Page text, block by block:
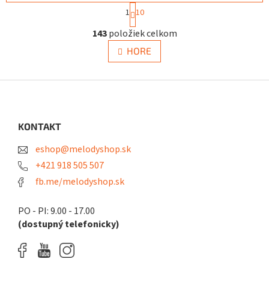
O
v
l
á
a
S
t
r
á
n
k
v
1 10
143položiek celkom
HORE
KONTAKT
eshop@melodyshop.sk
+421 918 505 507
fb.me/melodyshop.sk
PO - PI: 9.00 - 17.00
(dostupný telefonicky)